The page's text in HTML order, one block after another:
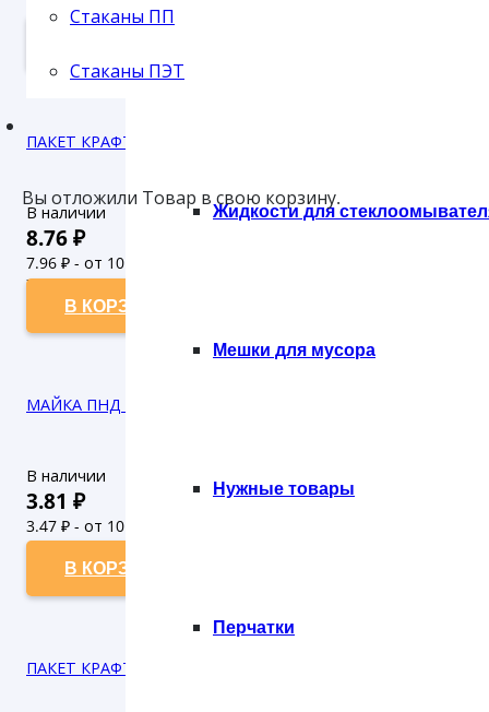
Жидкости для
Мешки для мусора
Нужные товары
Перчатки
Стаканы ПП
Стаканы ПЭТ
Вы отложили Товар в свою корзину.
2.91₽ - от 50.000 рублей
ПАКЕТ КРАФТ ПРЯМОУГОЛЬНОЕ ДНО Б/П 320*200*340
В наличии
8.76₽
7.96 ₽ - от 10.000 рублей
7.24₽ - от 50.000 рублей
В КОРЗИНУ
МАЙКА ПНД 30*55 25 мкн РУСЬ ЗЕЛЕНАЯ (50/1000)
В наличии
3.81 ₽
3.47 ₽ - от 10.000 рублей
3.15₽ - от 50.000 рублей
В КОРЗИНУ
ПАКЕТ КРАФТ С КРУЧ.РУЧКОЙ Б/П 240*140*280 (25/300)